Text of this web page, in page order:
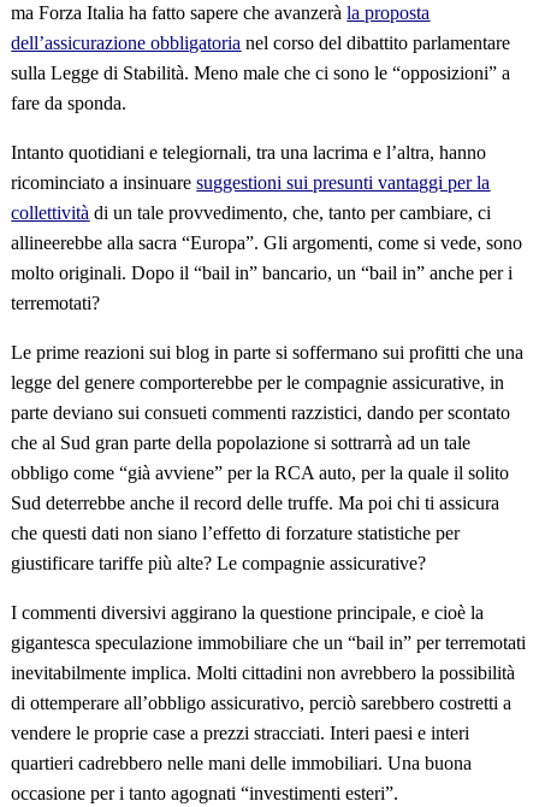
ma Forza Italia ha fatto sapere che avanzeràla proposta
dell’assicurazione obbligatoria nel corso del dibattito parlamentare
sulla Legge di Stabilità. Meno male che ci sono le “opposizioni” a
fare da sponda.
Intanto quotidiani e telegiornali, tra una lacrima e l’altra, hanno
ricominciato a insinuaresuggestioni sui presunti vantaggi per la
collettività di un tale provvedimento, che, tanto per cambiare, ci
allineerebbe alla sacra “Europa”. Gli argomenti, come si vede, sono
molto originali. Dopo il “bail in” bancario, un “bail in” anche per i
terremotati?
Le prime reazioni sui blog in parte si soffermano sui profitti che una
legge del genere comporterebbe per le compagnie assicurative, in
parte deviano sui consueti commenti razzistici, dando per scontato
che al Sud gran parte della popolazione si sottrarrà ad un tale
obbligo come “già avviene” per la RCA auto, per la quale il solito
Sud deterrebbe anche il record delle truffe. Ma poi chi ti assicura
che questi dati non siano l’effetto di forzature statistiche per
giustificare tariffe più alte? Le compagnie assicurative?
I commenti diversivi aggirano la questione principale, e cioè la
gigantesca speculazione immobiliare che un “bail in” per terremotati
inevitabilmente implica. Molti cittadini non avrebbero la possibilità
di ottemperare all’obbligo assicurativo, perciò sarebbero costretti a
vendere le proprie case a prezzi stracciati. Interi paesi e interi
quartieri cadrebbero nelle mani delle immobiliari. Una buona
occasione per i tanto agognati “investimenti esteri”.